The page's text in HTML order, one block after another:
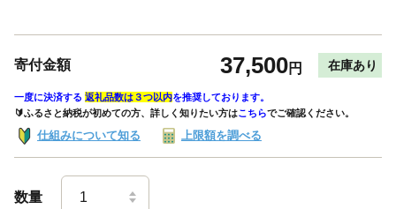
寄付金額 37,500円 在庫あり
一度に決済する 返礼品数は３つ以内を推奨しております。
🔰ふるさと納税が初めての方、詳しく知りたい方はこちらでご確認ください。
仕組みについて知る 上限額を調べる
数量